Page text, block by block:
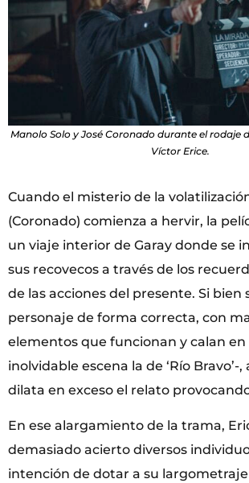
Manolo Solo y José Coronado durante el rodaje
Víctor Erice.
Cuando el misterio de la
(Coronado) comienza a hervir, la
un viaje interior de Garay donde se
sus recovecos a través de los
de las acciones del presente. Si bien
personaje de forma correcta, con
elementos que funcionan y calan en
inolvidable escena la de ‘Río Bravo’-,
dilata en exceso el relato
En ese alargamiento de la trama,
demasiado acierto diversos
intención de dotar a su